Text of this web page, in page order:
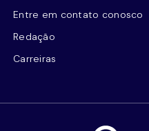
Entre em contato conosco
Redação
Carreiras